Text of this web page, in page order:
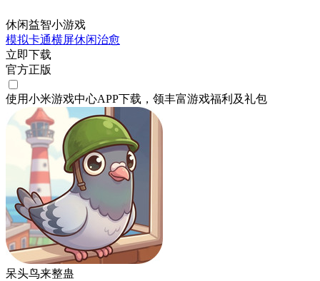
休闲益智小游戏
模拟卡通横屏休闲治愈
立即下载
官方正版
使用小米游戏中心APP下载 ，领丰富游戏福利 及礼包
呆头鸟来整蛊